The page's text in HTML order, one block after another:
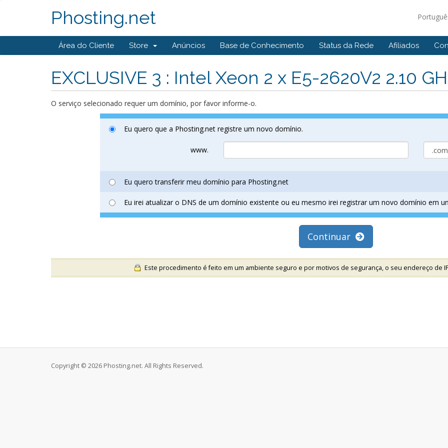
Phosting.net
Área do Cliente Store Anúncios Base de Conhecimento Status da Rede Afiliados
EXCLUSIVE 3 : Intel Xeon 2 x E5-2620V2 2.10
O serviço selecionado requer um domínio, por favor informe-o.
Eu quero que a Phosting.net registre um novo domínio.
www.
Eu quero transferir meu domínio para Phosting.net
Eu irei atualizar o DNS de um domínio existente ou eu mesmo irei registrar um novo domínio em
Continuar
Este procedimento é feito em um ambiente seguro e por motivos de segurança, o seu endereço de
Copyright © 2026 Phosting.net. All Rights Reserved.